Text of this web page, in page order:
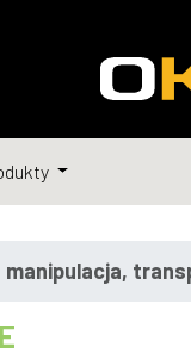
manipulacja,